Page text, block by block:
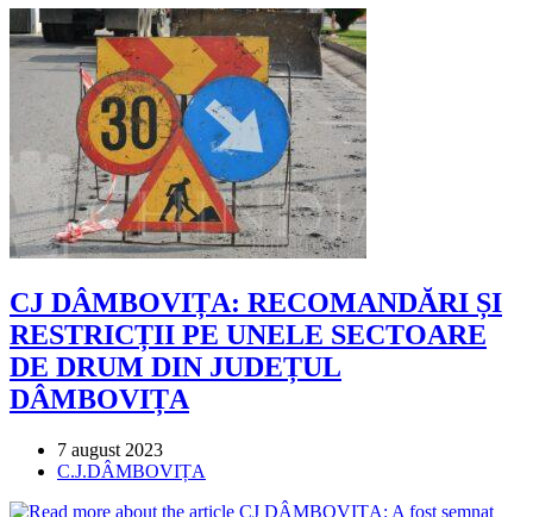
CJ DÂMBOVIȚA: RECOMANDĂRI ȘI
RESTRICȚII PE UNELE SECTOARE
DE DRUM DIN JUDEȚUL
DÂMBOVIȚA
Post
published:
7 august 2023
Post
C.J.DÂMBOVIȚA